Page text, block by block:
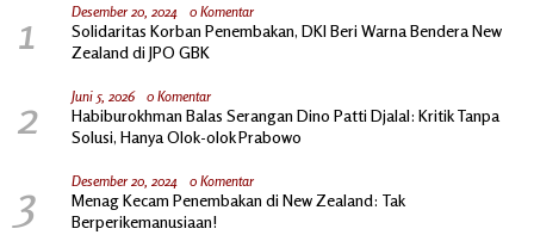
1 Desember 20, 2024 0 Komentar
Solidaritas Korban Penembakan, DKI Beri Warna Bendera New
Zealand di JPO GBK
2 Juni 5, 2026 0 Komentar
Habiburokhman Balas Serangan Dino Patti Djalal: Kritik Tanpa
Solusi, Hanya Olok-olok Prabowo
3 Desember 20, 2024 0 Komentar
Menag Kecam Penembakan di New Zealand: Tak
Berperikemanusiaan!